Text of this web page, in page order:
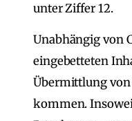
unter Ziffer 12.
Unabhängig von
eingebetteten
Übermittlung von
kommen.